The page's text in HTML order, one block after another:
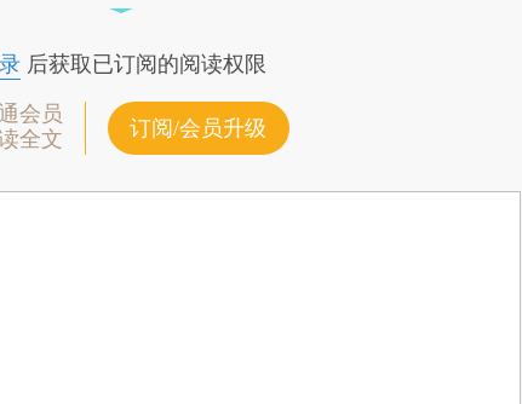
后获取已订阅的阅读权限
会员
全文
订阅/会员升级